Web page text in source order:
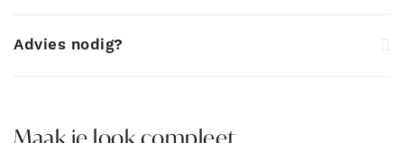
Advies nodig?